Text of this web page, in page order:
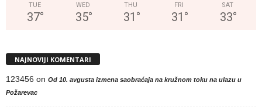
TUE
37°
WED
35°
THU
31 °
FRI
31 °
SAT
33°
NAJNOVIJI KOMENTARI
123456 on Od 10. avgusta izmena saobraćaja na kružnom toku na ulazu u
Požarevac